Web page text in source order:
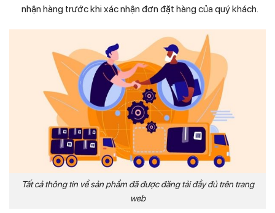
nhận hàng trước khi xác nhận đơn đặt hàng của quý khách.
Tất cả thông tin về sản phẩm đã được đăng tải đầy đủ trên trang
web